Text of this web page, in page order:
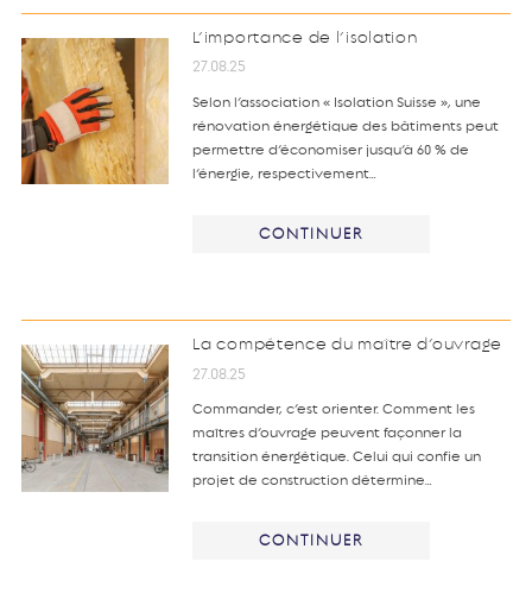
L’importance de l’isolation
27.08.25
Selon l’association « Isolation Suisse », une
rénovation énergétique des bâtiments peut
permettre d’économiser jusqu’à 60 % de
l’énergie, respectivement…
CONTINUER
La compétence du maître d’ouvrage
27.08.25
Commander, c’est orienter. Comment les
maîtres d’ouvrage peuvent façonner la
transition énergétique. Celui qui confie un
projet de construction détermine…
CONTINUER